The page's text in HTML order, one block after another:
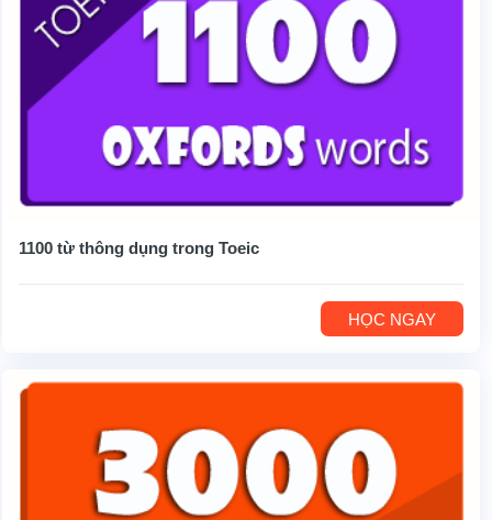
1100 từ thông dụng trong Toeic
HỌC NGAY